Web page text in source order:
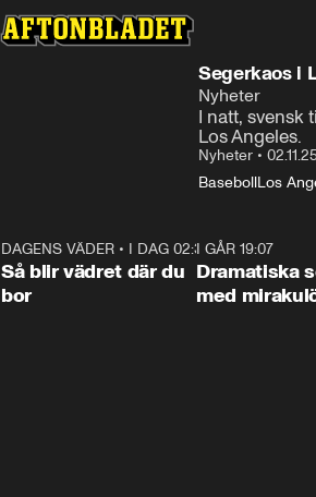
Segerkaos i
Nyheter
I natt, svensk
Los Angeles.
Nyheter • 02.11.25
BasebollLos
1:06
DAGENS VÄDER • I DAG 02:30
Så blir vädret där du
bor
I GÅR 19:07
Dramatiska
med